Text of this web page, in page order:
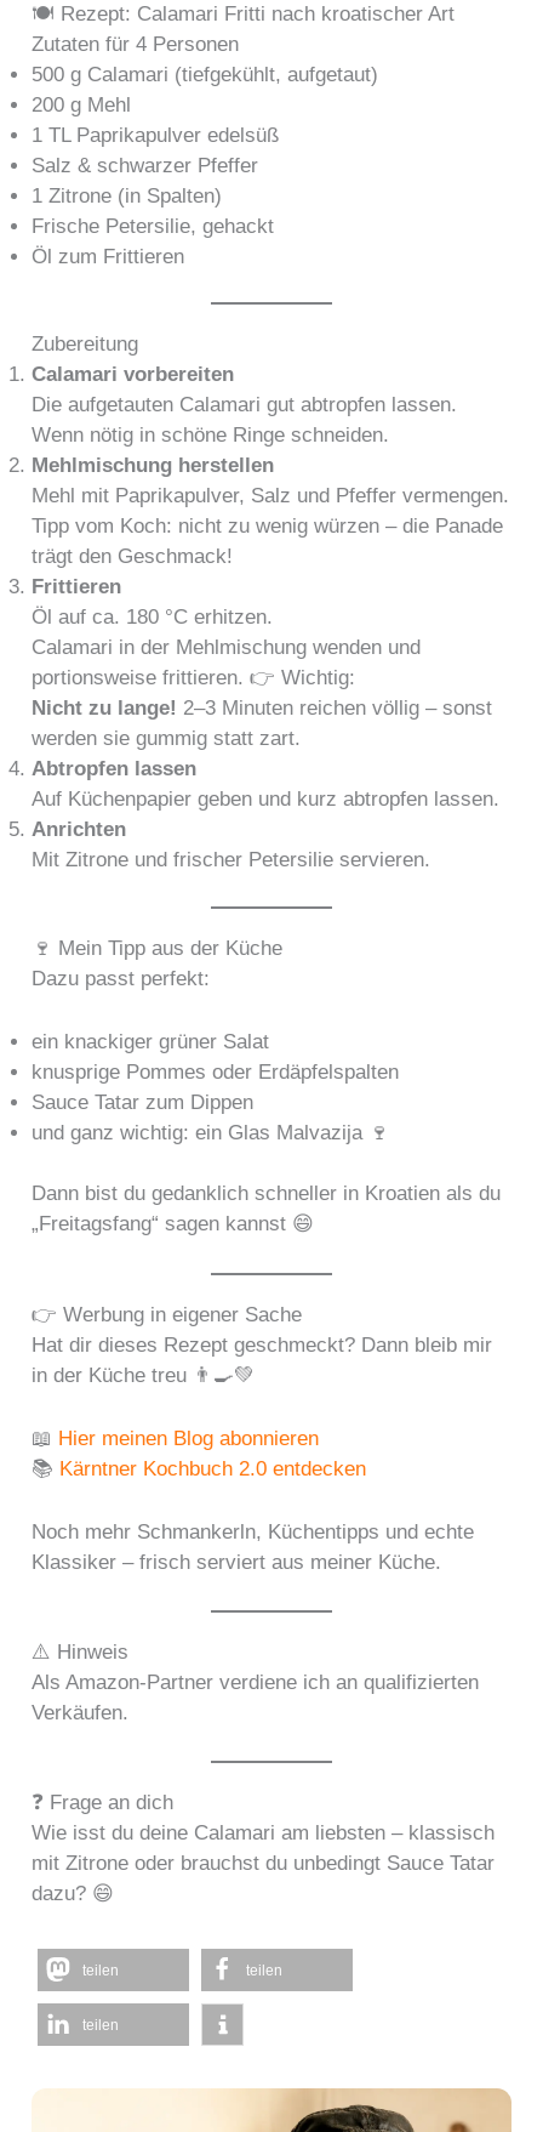
🍽️ Rezept: Calamari Fritti nach kroatischer Art
Zutaten für 4 Personen
500 g Calamari (tiefgekühlt, aufgetaut)
200 g Mehl
1 TL Paprikapulver edelsüß
Salz & schwarzer Pfeffer
1 Zitrone (in Spalten)
Frische Petersilie, gehackt
Öl zum Frittieren
Zubereitung
Calamari vorbereiten
Die aufgetauten Calamari gut abtropfen lassen.
Wenn nötig in schöne Ringe schneiden.
Mehlmischung herstellen
Mehl mit Paprikapulver, Salz und Pfeffer vermengen.
Tipp vom Koch: nicht zu wenig würzen – die Panade
trägt den Geschmack!
Frittieren
Öl auf ca. 180 °C erhitzen.
Calamari in der Mehlmischung wenden und
portionsweise frittieren. 👉 Wichtig:
Nicht zu lange! 2–3 Minuten reichen völlig – sonst
werden sie gummig statt zart.
Abtropfen lassen
Auf Küchenpapier geben und kurz abtropfen lassen.
Anrichten
Mit Zitrone und frischer Petersilie servieren.
🍷 Mein Tipp aus der Küche
Dazu passt perfekt:
ein knackiger grüner Salat
knusprige Pommes oder Erdäpfelspalten
Sauce Tatar zum Dippen
und ganz wichtig: ein Glas Malvazija 🍷
Dann bist du gedanklich schneller in Kroatien als du
„Freitagsfang“ sagen kannst 😄
👉 Werbung in eigener Sache
Hat dir dieses Rezept geschmeckt? Dann bleib mir
in der Küche treu 👨‍🍳💚
📖 Hier meinen Blog abonnieren
📚 Kärntner Kochbuch 2.0 entdecken
Noch mehr Schmankerln, Küchentipps und echte
Klassiker – frisch serviert aus meiner Küche.
⚠️ Hinweis
Als Amazon-Partner verdiene ich an qualifizierten
Verkäufen.
❓ Frage an dich
Wie isst du deine Calamari am liebsten – klassisch
mit Zitrone oder brauchst du unbedingt Sauce Tatar
dazu? 😄
teilen teilen
teilen